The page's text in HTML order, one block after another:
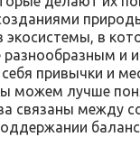
экосистемы, в
и
привычки и
можем лучше
связаны между